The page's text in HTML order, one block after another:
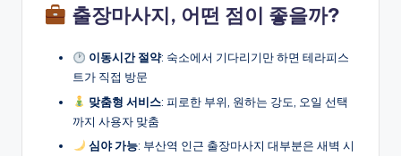
출장마사지, 어떤 점이 좋을까?
이동시간 절약: 숙소에서 기다리기만 하면 테라피스
트가 직접 방문
맞춤형 서비스: 피로한 부위, 원하는 강도, 오일 선택
까지 사용자 맞춤
심야 가능: 부산역 인근 출장마사지 대부분은 새벽 시